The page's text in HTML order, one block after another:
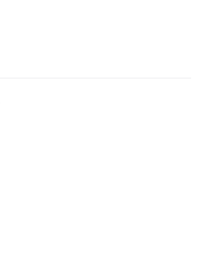
в Google news
в Viber
в LinkedIn